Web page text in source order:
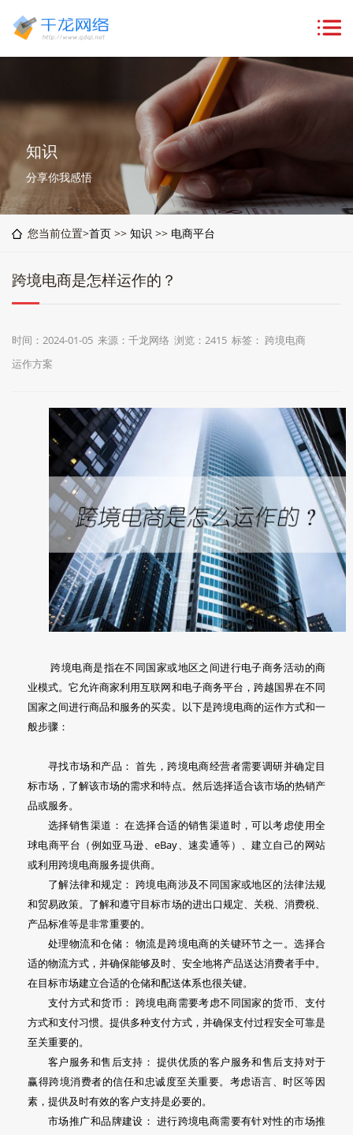
知识
分享你我感悟
您当前位置>首页 >> 知识 >> 电商平台
跨境电商是怎样运作的？
时间：2024-01-05 来源：千龙网络 浏览：2415 标签： 跨境电商
运作方案
跨境电商是指在不同国家或地区之间进行电子商务活动的商
业模式。它允许商家利用互联网和电子商务平台，跨越国界在不同
国家之间进行商品和服务的买卖。以下是跨境电商的运作方式和一
般步骤：
寻找市场和产品： 首先，跨境电商经营者需要调研并确定目
标市场，了解该市场的需求和特点。然后选择适合该市场的热销产
品或服务。
选择销售渠道： 在选择合适的销售渠道时，可以考虑使用全
球电商平台（例如亚马逊、eBay、速卖通等）、建立自己的网站
或利用跨境电商服务提供商。
了解法律和规定： 跨境电商涉及不同国家或地区的法律法规
和贸易政策。了解和遵守目标市场的进出口规定、关税、消费税、
产品标准等是非常重要的。
处理物流和仓储： 物流是跨境电商的关键环节之一。选择合
适的物流方式，并确保能够及时、安全地将产品送达消费者手中。
在目标市场建立合适的仓储和配送体系也很关键。
支付方式和货币： 跨境电商需要考虑不同国家的货币、支付
方式和支付习惯。提供多种支付方式，并确保支付过程安全可靠是
至关重要的。
客户服务和售后支持： 提供优质的客户服务和售后支持对于
赢得跨境消费者的信任和忠诚度至关重要。考虑语言、时区等因
素，提供及时有效的客户支持是必要的。
市场推广和品牌建设： 进行跨境电商需要有针对性的市场推